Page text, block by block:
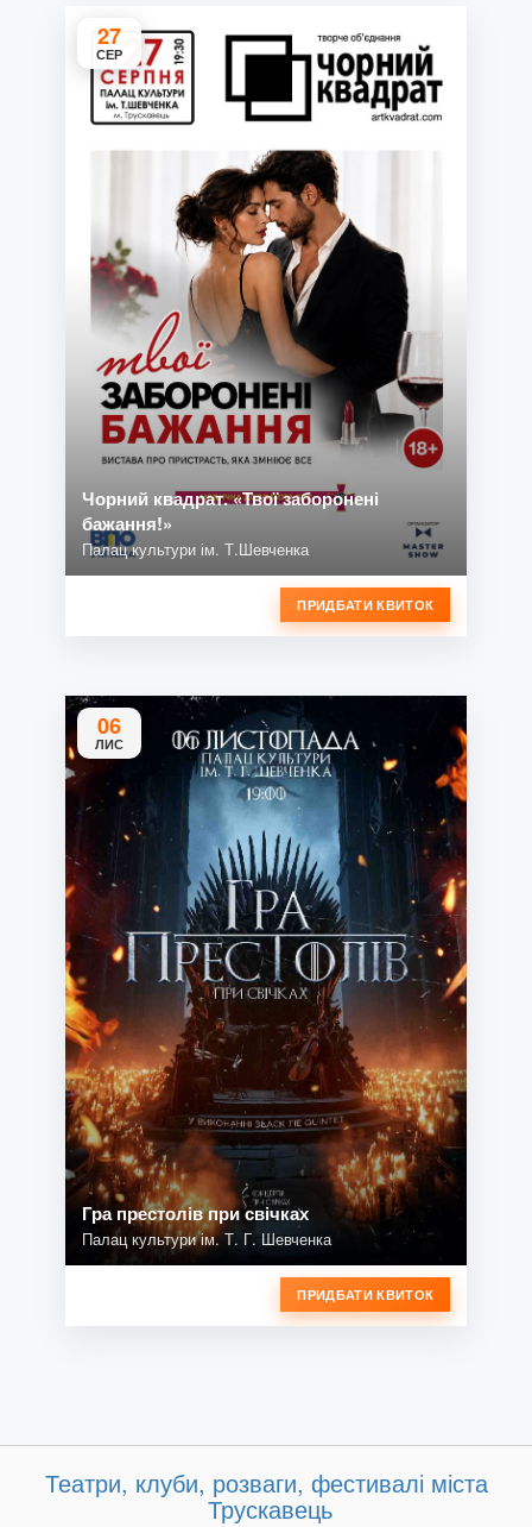
27
СЕР
Чорний квадрат. «Твої заборонені
бажання!»
Палац культури ім. Т.Шевченка
ПРИДБАТИ КВИТОК
06
ЛИС
Гра престолів при свічках
Палац культури ім. Т. Г. Шевченка
ПРИДБАТИ КВИТОК
Театри, клуби, розваги, фестивалі міста
Трускавець